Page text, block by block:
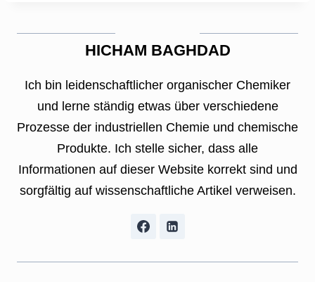
HICHAM BAGHDAD
Ich bin leidenschaftlicher organischer Chemiker
und lerne ständig etwas über verschiedene
Prozesse der industriellen Chemie und chemische
Produkte. Ich stelle sicher, dass alle
Informationen auf dieser Website korrekt sind und
sorgfältig auf wissenschaftliche Artikel verweisen.